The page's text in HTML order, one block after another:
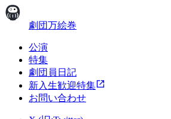
劇団万絵巻
公演
特集
劇団員日記
新入生歓迎特集
お問い合わせ